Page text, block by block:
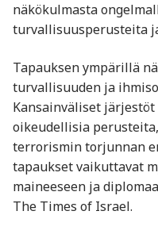
näkökulmasta
turvallisuusperusteita
Tapauksen ympärillä
turvallisuuden ja
Kansainväliset
oikeudellisia
terrorismin torjunnan
tapaukset vaikuttavat
maineeseen ja
The Times of Israel.